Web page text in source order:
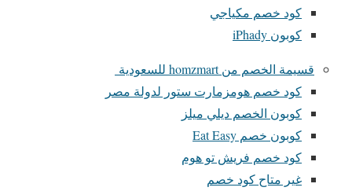
كود خصم مكياجي
كوبون iPhady
قسيمة الخصم من homzmart للسعودية
كود خصم هومزمارت ستور لدولة مصر
كوبون الخصم ديلي ميلز
كوبون خصم Eat Easy
كود خصم فريش تو هوم
غير متاح كود خصم